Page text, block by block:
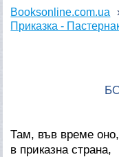
Booksonline.com.ua
Приказка -
Там, във време оно,
в приказна страна,